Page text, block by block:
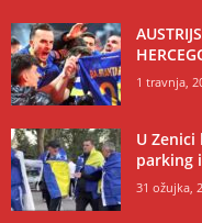
1 travnja,
U
parking
31 ožujka,